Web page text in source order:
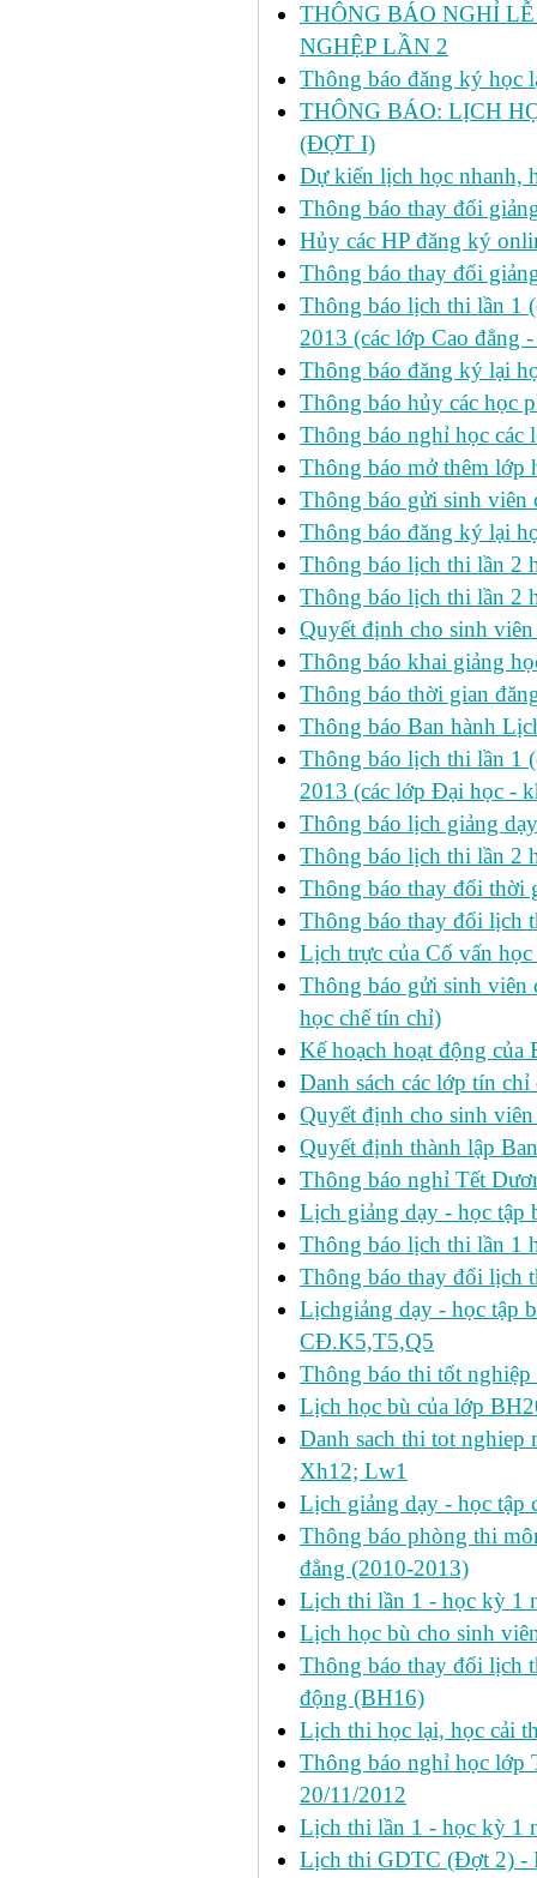
THÔNG BÁO NGHỈ
NGHỆP LẦN 2
Thông báo đăng ký học
THÔNG BÁO: LỊCH
(ĐỢT I)
Dự kiến lịch học nhanh,
Thông báo thay đổi
Hủy các HP đăng ký
Thông báo thay đổi
Thông báo lịch thi lần 1
2013 (các lớp Cao đẳng
Thông báo đăng ký lại
Thông báo hủy các học
Thông báo nghỉ học các
Thông báo mở thêm lớp
Thông báo gửi sinh viên
Thông báo đăng ký lại
Thông báo lịch thi lần 2
Thông báo lịch thi lần 2
Quyết định cho sinh
Thông báo khai giảng
Thông báo thời gian
Thông báo Ban hành
Thông báo lịch thi lần 1
2013 (các lớp Đại học -
Thông báo lịch giảng
Thông báo lịch thi lần 2
Thông báo thay đổi thời
Thông báo thay đổi lịch
Lịch trực của Cố vấn học
Thông báo gửi sinh viên
học chế tín chỉ)
Kế hoạch hoạt động
Danh sách các lớp tín
Quyết định cho sinh
Quyết định thành lập
Thông báo nghỉ Tết
Lịch giảng dạy - học tập
Thông báo lịch thi lần 1
Thông báo thay đổi lịch
Lịchgiảng dạy - học tập
CĐ.K5,T5,Q5
Thông báo thi tốt nghiệp
Lịch học bù của lớp
Danh sach thi tot
Xh12; Lw1
Lịch giảng dạy - học tập
Thông báo phòng thi
đẳng (2010-2013)
Lịch thi lần 1 - học kỳ 1
Lịch học bù cho sinh
Thông báo thay đổi lịch
động (BH16)
Lịch thi học lại, học cải
Thông báo nghỉ học lớp
20/11/2012
Lịch thi lần 1 - học kỳ 1
Lịch thi GDTC (Đợt 2) -